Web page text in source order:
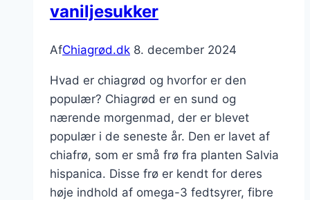
morgenmad
vaniljesukker
AfChiagrød.dk 8. december 2024
Hvad er chiagrød og hvorfor er den
populær? Chiagrød er en sund og
nærende morgenmad, der er blevet
populær i de seneste år. Den er lavet af
chiafrø, som er små frø fra planten Salvia
hispanica. Disse frø er kendt for deres
høje indhold af omega-3 fedtsyrer, fibre